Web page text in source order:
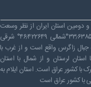
بیست و دومین استان ایران از نظر وسعت
به‌شمار می‌رود. مختصات جغرافیایی استان ایلام ۳۳٫۶۳۸۵۳۱°شمالی ۴۶٫۴۲۲۶۴۹° شرقی
جبال زاگرس واقع است و از غرب با
لرستان و از شمال با استان
۴۲۵ کیلومتر مرز مشترک با کشور عراق است. استان ایلام به
با کشور عراق است